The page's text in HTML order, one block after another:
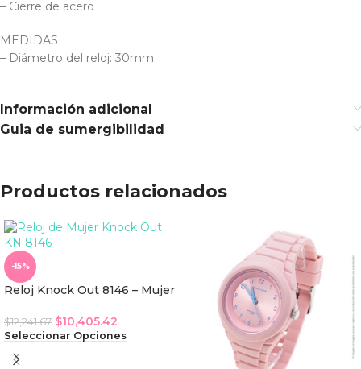
– Cierre de acero
MEDIDAS
– Diámetro del reloj: 30mm
Información adicional
Guia de sumergibilidad
Productos relacionados
-15%
Reloj Knock Out 8146 – Mujer
$12,241.67 $10,405.42
Seleccionar Opciones